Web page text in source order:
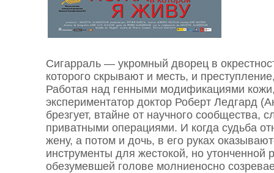
Сигарраль — укромный дворец в
которого скрывают и месть, и
Работая над генными модификациями
экспериментатор доктор Роберт Ледгард
брезгует, втайне от научного сообщества,
приватными операциями. И когда судьба
жену, а потом и дочь, в его руках
инструменты для жестокой, но утонченной
обезумевшей голове молниеносно